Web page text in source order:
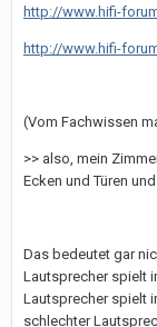
http://www.hifi-
http://www.hifi-
(Vom Fachwissen
>> also, mein
Ecken und Türen
Das bedeutet gar
Lautsprecher spielt
Lautsprecher spielt
schlechter